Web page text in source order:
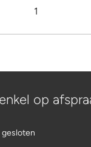
1
op